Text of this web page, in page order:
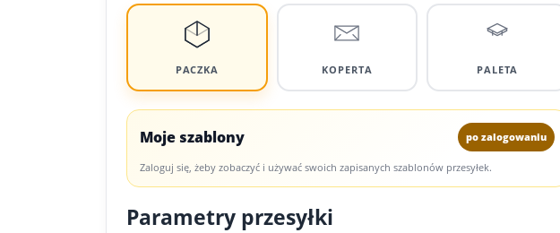
PACZKA KOPERTA PALETA
Moje szablony po zalogowaniu
Zaloguj się, żeby zobaczyć i używać swoich zapisanych szablonów przesyłek.
Parametry przesyłki